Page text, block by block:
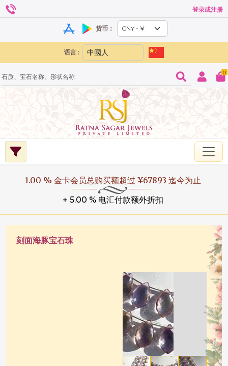
登录或注册
货币：
语言 :
0
1.00 % 金卡会员总购买额超过 ¥67893 迄今为止
+ 5.00 % 电汇付款额外折扣
刻面海豚宝石珠